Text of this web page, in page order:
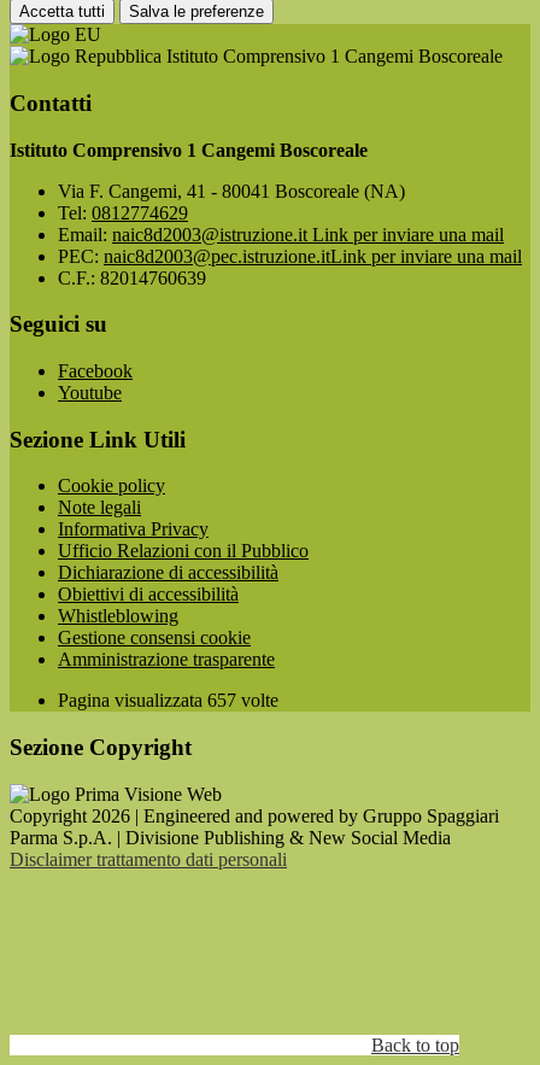
Accetta tutti Salva le preferenze
Istituto Comprensivo 1 Cangemi Boscoreale
Contatti
Istituto Comprensivo 1 Cangemi Boscoreale
Via F. Cangemi, 41 - 80041 Boscoreale (NA)
Tel: 0812774629
Email: naic8d2003@istruzione.it Link per inviare una mail
PEC: naic8d2003@pec.istruzione.itLink per inviare una mail
C.F.: 82014760639
Seguici su
Facebook
Youtube
Sezione Link Utili
Cookie policy
Note legali
Informativa Privacy
Ufficio Relazioni con il Pubblico
Dichiarazione di accessibilità
Obiettivi di accessibilità
Whistleblowing
Gestione consensi cookie
Amministrazione trasparente
Pagina visualizzata 657 volte
Sezione Copyright
Copyright 2026 | Engineered and powered by Gruppo Spaggiari
Parma S.p.A. | Divisione Publishing & New Social Media
Disclaimer trattamento dati personali
Back to top